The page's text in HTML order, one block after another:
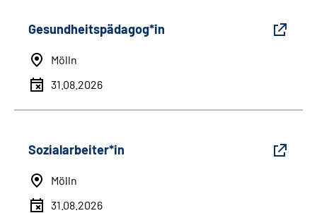
Gesundheitspädagog*in
Mölln
31.08.2026
Sozialarbeiter*in
Mölln
31.08.2026